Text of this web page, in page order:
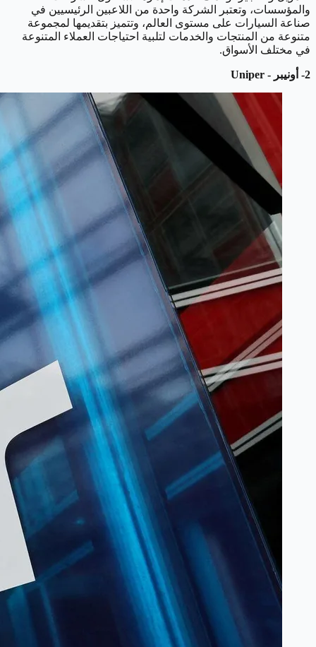
والمؤسسات، وتعتبر الشركة واحدة من اللاعبين الرئيسيين في
صناعة السيارات على مستوى العالم، وتتميز بتقديمها لمجموعة
متنوعة من المنتجات والخدمات لتلبية احتياجات العملاء المتنوعة
في مختلف الأسواق.
2- أونيبر - Uniper